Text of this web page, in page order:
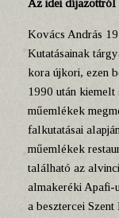
Az idei díjazottról
Kovács András
Kutatásainak
kora újkori, ezen
1990 után kiemelt
műemlékek
falkutatásai
műemlékek
található az
almakeréki Apafi-
a besztercei